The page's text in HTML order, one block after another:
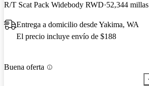
R/T Scat Pack Widebody RWD 52,344 millas
Entrega a domicilio desde Yakima, WA
El precio incluye envío de $188
Buena oferta